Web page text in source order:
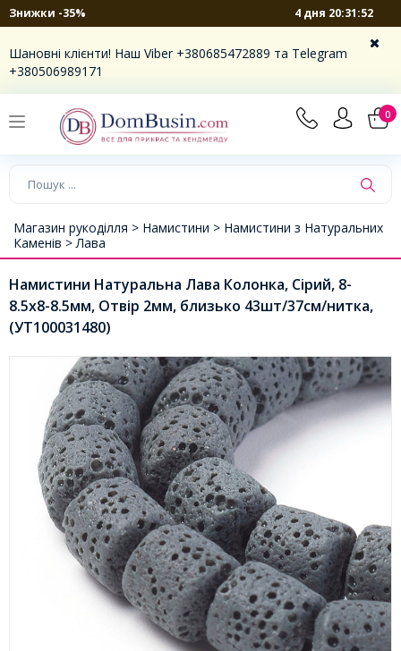
Знижки -35% 4 дня 20:31:52
Шановні клієнти! Наш Viber +380685472889 та Telegram
+380506989171
0
Магазин рукоділля > Намистини > Намистини з Натуральних
Каменів >Лава
Намистини Натуральна Лава Колонка, Сірий, 8-
8.5х8-8.5мм, Отвір 2мм, близько 43шт/37см/нитка,
(УТ100031480)